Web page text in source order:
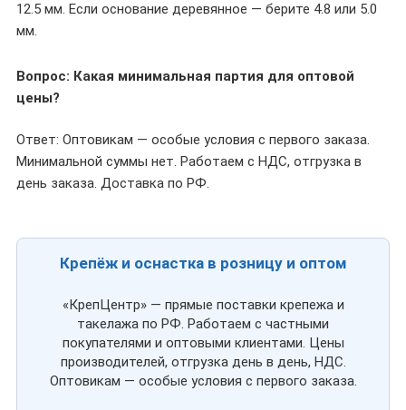
12.5 мм. Если основание деревянное — берите 4.8 или 5.0
мм.
Вопрос: Какая минимальная партия для оптовой
цены?
Ответ: Оптовикам — особые условия с первого заказа.
Минимальной суммы нет. Работаем с НДС, отгрузка в
день заказа. Доставка по РФ.
Крепёж и оснастка в розницу и оптом
«КрепЦентр» — прямые поставки крепежа и
такелажа по РФ. Работаем с частными
покупателями и оптовыми клиентами. Цены
производителей, отгрузка день в день, НДС.
Оптовикам — особые условия с первого заказа.